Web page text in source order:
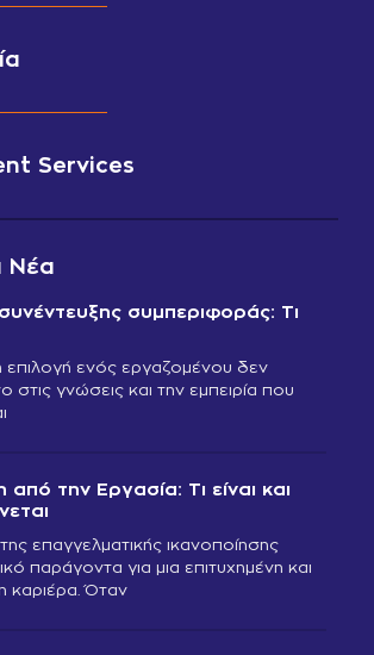
Services
Νέα
συμπεριφοράς: Τι
επιλογή ενός εργαζομένου δεν
στις γνώσεις και την εμπειρία που
από την Εργασία: Τι είναι και
επαγγελματικής ικανοποίησης
παράγοντα για μια επιτυχημένη και
καριέρα. Όταν